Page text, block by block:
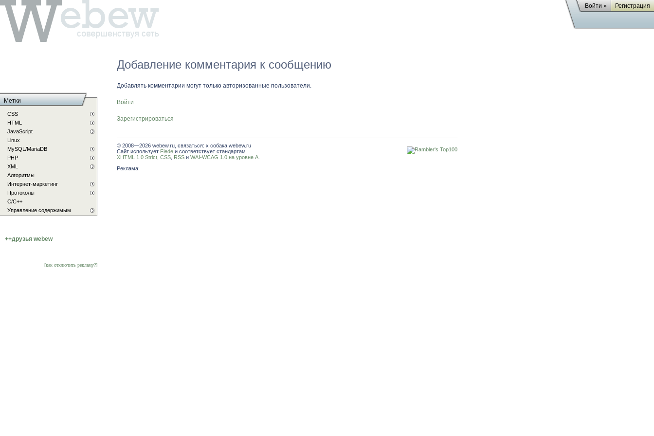
Войти » Регистрация
Добавление комментария к сообщению
Добавлять комментарии могут только авторизованные пользователи.
Войти
Зарегистрироваться
© 2008—2026 webew.ru, связаться: x собака webew.ru
Сайт использует Flede и соответствует стандартам
XHTML 1.0 Strict CSS RSS и WAI-WCAG 1.0 на уровне A
Реклама:
Метки
CSS
HTML
JavaScript
Linux
MySQL/MariaDB
PHP
XML
Алгоритмы
Интернет-маркетинг
Протоколы
С/C++
Управление содержимым
++друзья webew
[как отключить рекламу?]